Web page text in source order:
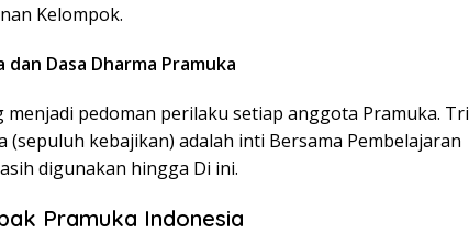
Kelompok.
Dasa Dharma Pramuka
pedoman perilaku setiap anggota Pramuka. Tri
(sepuluh kebajikan) adalah inti Bersama Pembelajaran
digunakan hingga Di ini.
Pramuka Indonesia